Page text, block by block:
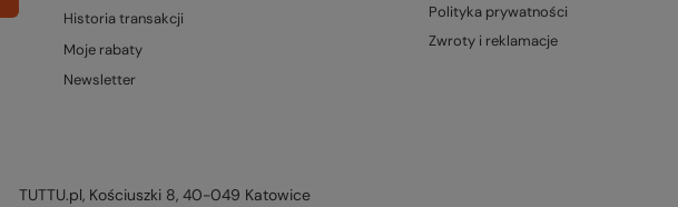
Historia transakcji
Moje rabaty
Newsletter
Polityka prywatności
Zwroty i reklamacje
TUTTU.pl, Kościuszki 8, 40-049 Katowice